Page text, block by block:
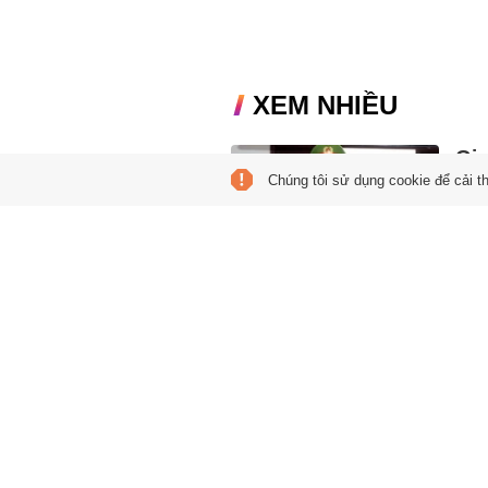
XEM NHIỀU
tù
Chúng tôi sử dụng cookie để cải